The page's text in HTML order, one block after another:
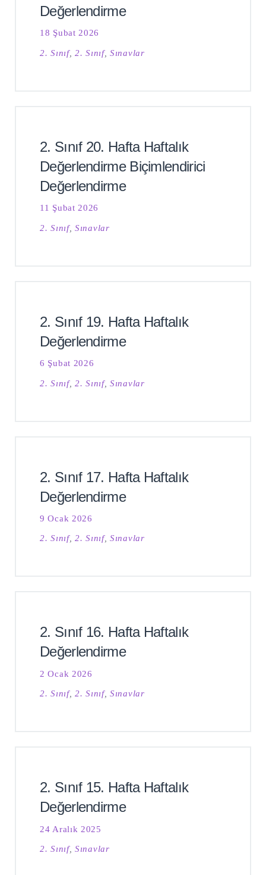
Değerlendirme
18 Şubat 2026
2. Sınıf,2. Sınıf,Sınavlar
2. Sınıf 20. Hafta Haftalık
Değerlendirme Biçimlendirici
Değerlendirme
11 Şubat 2026
2. Sınıf,Sınavlar
2. Sınıf 19. Hafta Haftalık
Değerlendirme
6 Şubat 2026
2. Sınıf,2. Sınıf,Sınavlar
2. Sınıf 17. Hafta Haftalık
Değerlendirme
9 Ocak 2026
2. Sınıf,2. Sınıf,Sınavlar
2. Sınıf 16. Hafta Haftalık
Değerlendirme
2 Ocak 2026
2. Sınıf,2. Sınıf,Sınavlar
2. Sınıf 15. Hafta Haftalık
Değerlendirme
24 Aralık 2025
2. Sınıf,Sınavlar